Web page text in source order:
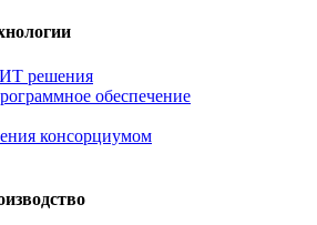
решения
обеспечение
консорциумом